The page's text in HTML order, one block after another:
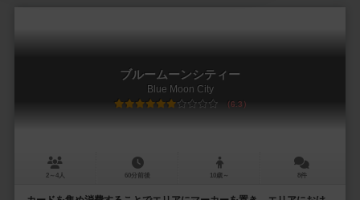
ブルームーンシティー
Blue Moon City
6.3
2～4人 60分前後 10歳～ 8件